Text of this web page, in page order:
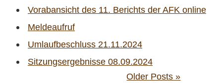
Vorabansicht des 11. Berichts der AFK online
Meldeaufruf
Umlaufbeschluss 21.11.2024
Sitzungsergebnisse 08.09.2024
Older Posts »